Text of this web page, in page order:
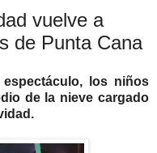
vuelve a
de Punta Cana
los niños
de la nieve cargado